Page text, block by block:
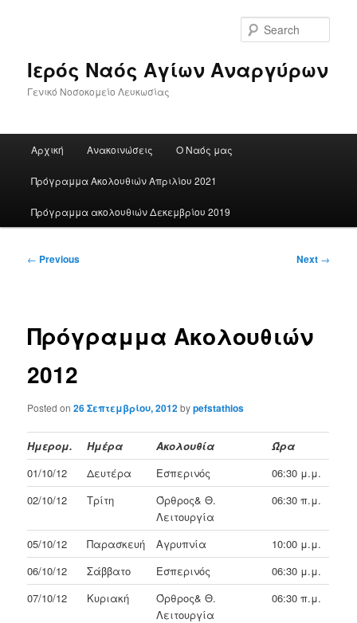
Ιερός Ναός Αγίων Αναργύρων
Γενικό Νοσοκομείο Λευκωσίας
Αρχική Ανακοινώσεις Ο Ναός μας
Πρόγραμμα Ακολουθιών Απριλίου 2021
Πρόγραμμα ακολουθιών Δεκεμβρίου 2019
Post
← Previous Next →
Πρόγραμμα Ακολουθιών
2012
Posted on26 Σεπτεμβρίου, 2012bypefstathios
Ημερομ. Ημέρα Ακολουθία
Ώρα
01/10/12
Δευτέρα Εσπερινός
06:30 μ.μ.
02/10/12
Τρίτη
Όρθρος& Θ.
Λειτουργία
06:30 π.μ.
05/10/12 Παρασκευή Αγρυπνία
10:00 μ.μ.
06/10/12
Σάββατο Εσπερινός
06:30 μ.μ.
07/10/12
Κυριακή
Όρθρος& Θ.
Λειτουργία
06:30 π.μ.